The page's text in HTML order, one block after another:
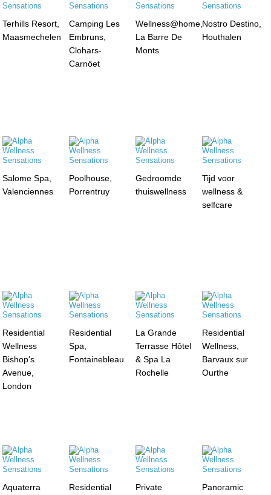
Terhills Resort,
Maasmechelen
Camping Les
Embruns,
Clohars-
Carnöet
Wellness@home,
La Barre De
Monts
Nostro Destino,
Houthalen
Salome Spa,
Valenciennes
Poolhouse,
Porrentruy
Gedroomde
thuiswellness
Tijd voor
wellness &
selfcare
Residential
Wellness
Bishop’s
Avenue,
London
Residential
Spa,
Fontainebleau
La Grande
Terrasse Hôtel
& Spa La
Rochelle
Residential
Wellness,
Barvaux sur
Ourthe
Aquaterra
Residential
Private
Panoramic